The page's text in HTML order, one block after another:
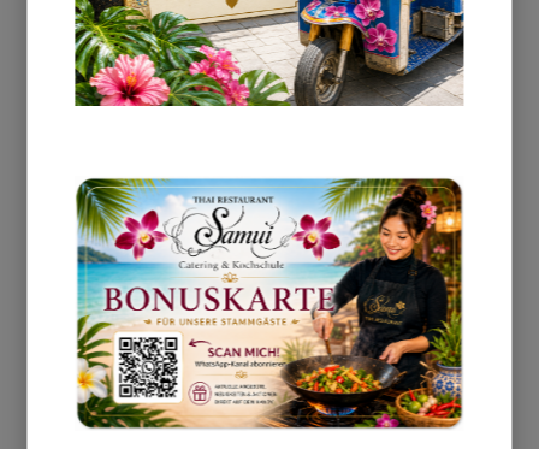
Kontakt – Wir sind für Sie
da
Catering anfragen oder sich über unsere
Thai-Kochkurse informieren?
Für Anfragen erreichen Sie uns telefonisch,
per E-Mail oder persönlich vor Ort.
Wir melden uns schnellstmöglich bei Ihnen
zurück.